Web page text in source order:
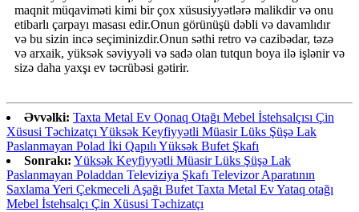
maqnit müqaviməti kimi bir çox xüsusiyyətlərə malikdir və onu
etibarlı çarpayı masası edir.Onun görünüşü dəbli və davamlıdır
və bu sizin incə seçiminizdir.Onun səthi retro və cazibədar, təzə
və arxaik, yüksək səviyyəli və sadə olan tutqun boya ilə işlənir və
sizə daha yaxşı ev təcrübəsi gətirir.
Əvvəlki: Taxta Metal Ev Qonaq Otağı Mebel İstehsalçısı Çin
Xüsusi Təchizatçı Yüksək Keyfiyyətli Müasir Lüks Şüşə Lak
Paslanmayan Polad İki Qapılı Yüksək Bufet Şkafı
Sonrakı: Yüksək Keyfiyyətli Müasir Lüks Şüşə Lak
Paslanmayan Poladdan Televiziya Şkafı Televizor Aparatının
Saxlama Yeri Çekmeceli Aşağı Bufet Taxta Metal Ev Yataq otağı
Mebel İstehsalçı Çin Xüsusi Təchizatçı